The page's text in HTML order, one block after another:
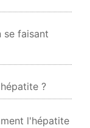
se faisant
?
l'hépatite